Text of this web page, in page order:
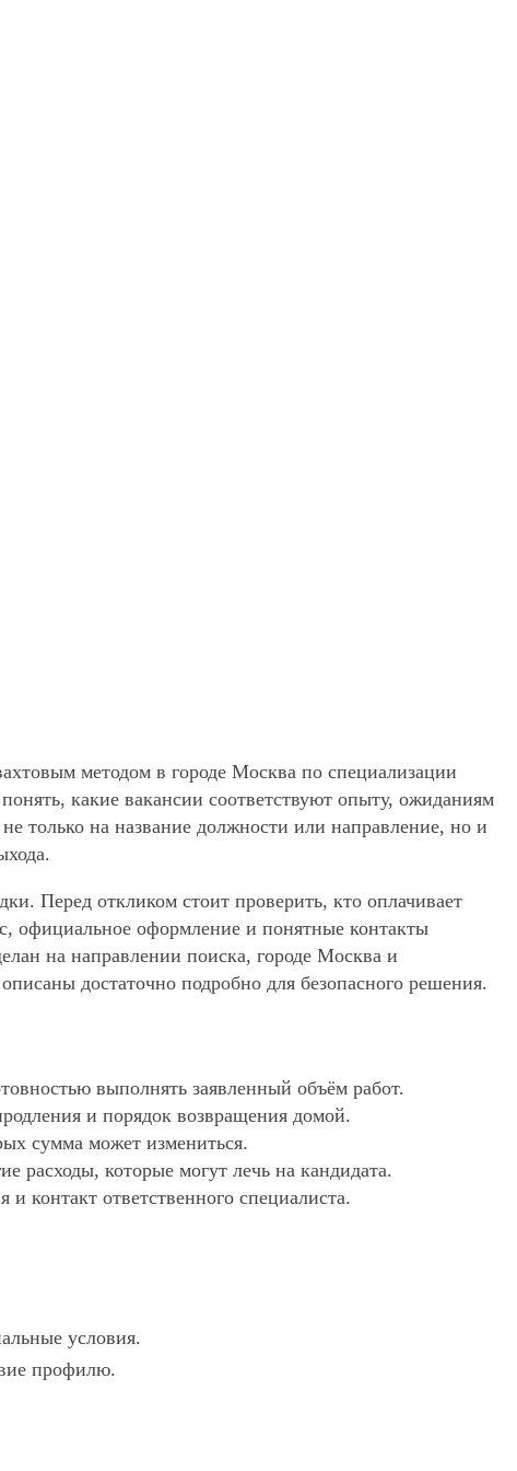
методом в городе Москва по специализации
какие вакансии соответствуют опыту, ожиданиям
только на название должности или направление, но и
Перед откликом стоит проверить, кто оплачивает
официальное оформление и понятные контакты
на направлении поиска, городе Москва и
достаточно подробно для безопасного решения.
выполнять заявленный объём работ.
и порядок возвращения домой.
сумма может измениться.
расходы, которые могут лечь на кандидата.
контакт ответственного специалиста.
условия.
профилю.